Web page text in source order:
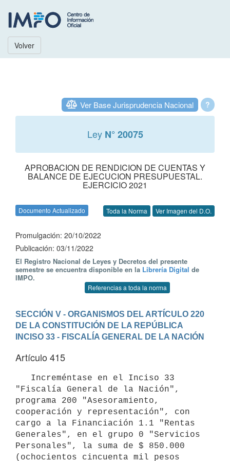
Volver
?
Ver Base Jurisprudencia Nacional
Ley N° 20075
APROBACION DE RENDICION DE CUENTAS Y
BALANCE DE EJECUCION PRESUPUESTAL.
EJERCICIO 2021
Documento Actualizado Toda la Norma Ver Imagen del D.O.
Promulgación: 20/10/2022
Publicación: 03/11/2022
El Registro Nacional de Leyes y Decretos del presente
semestre se encuentra disponible en la Librería Digital de
IMPO.
Referencias a toda la norma
SECCIÓN V - ORGANISMOS DEL ARTÍCULO 220
DE LA CONSTITUCIÓN DE LA REPÚBLICA
INCISO 33 - FISCALÍA GENERAL DE LA NACIÓN
Artículo 415
"Fiscalía General de la Nación",
programa 200 "Asesoramiento,
cooperación y representación", con
cargo a la Financiación 1.1 "Rentas
Generales", en el grupo 0 "Servicios
Personales", la suma de $ 850.000
(ochocientos cincuenta mil pesos